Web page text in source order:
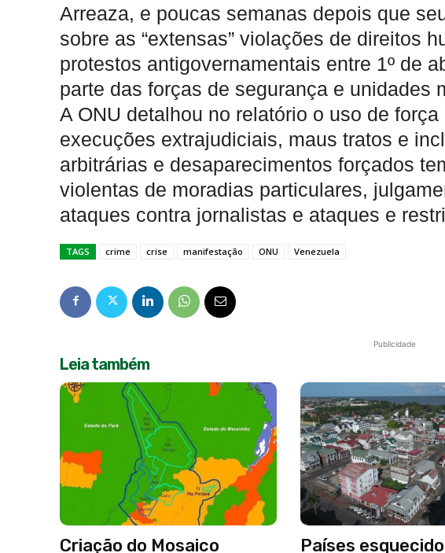
Arreaza, e poucas semanas depois que
sobre as “extensas” violações de direitos
protestos antigovernamentais entre 1º de
parte das forças de segurança e unidades
A ONU detalhou no relatório o uso de
execuções extrajudiciais, maus tratos e
arbitrárias e desaparecimentos forçados
violentas de moradias particulares,
ataques contra jornalistas e ataques e
TAGS crime crise manifestação ONU Venezuela
Publicidade
Leia também
Criação do Mosaico Países